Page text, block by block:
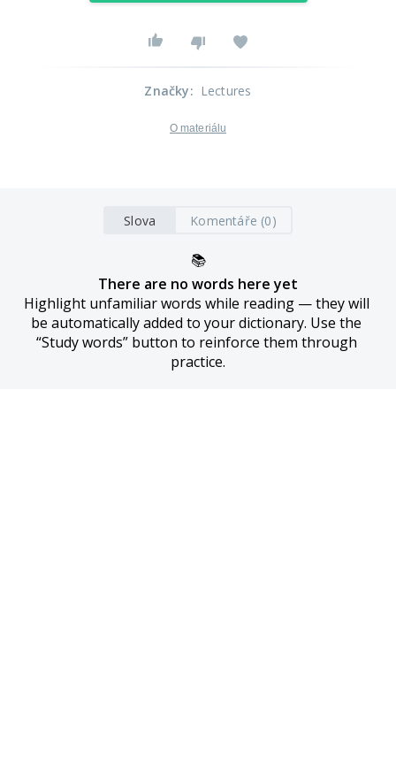
Značky: Lectures
O materiálu
Slova Komentáře (0)
📚
There are no words here yet
Highlight unfamiliar words while reading — they will
be automatically added to your dictionary. Use the
“Study words” button to reinforce them through
practice.